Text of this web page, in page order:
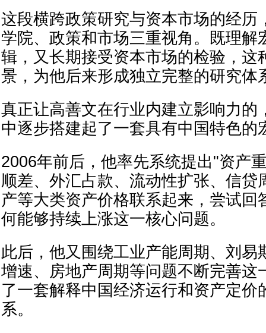
这段横跨政策研究与资本市场的经历
学院、政策和市场三重视角。既理解
辑，又长期接受资本市场的检验，这
景，为他后来形成独立完整的研究体
真正让高善文在行业内建立影响力的
中逐步搭建起了一套具有中国特色的
2006年前后，他率先系统提出"资产
顺差、外汇占款、流动性扩张、信贷
产等大类资产价格联系起来，尝试回
何能够持续上涨这一核心问题。
此后，他又围绕工业产能周期、刘易
增速、房地产周期等问题不断完善这
了一套解释中国经济运行和资产定价
系。